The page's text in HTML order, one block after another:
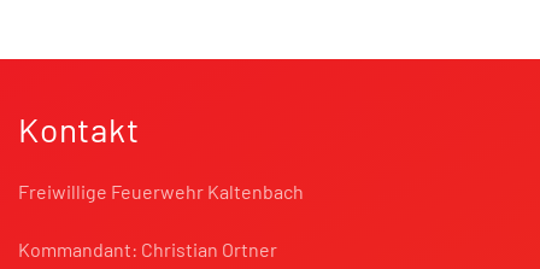
Kontakt
Freiwillige Feuerwehr Kaltenbach
Kommandant: Christian Ortner